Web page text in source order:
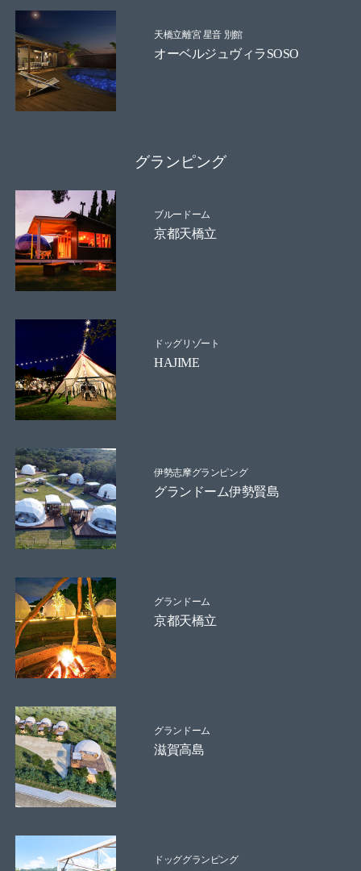
天橋立離宮 星音 別館
オーベルジュヴィラSOSO
グランピング
ブルードーム
京都天橋立
ドッグリゾート
HAJIME
伊勢志摩グランピング
グランドーム伊勢賢島
グランドーム
京都天橋立
グランドーム
滋賀高島
ドッググランピング